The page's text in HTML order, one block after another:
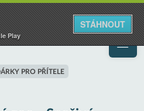
Play
STÁHNOUT
PRO PŘÍTELE